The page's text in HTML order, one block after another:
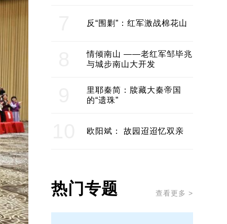
反“围剿”：红军激战棉花山
情倾南山 ——老红军邹毕兆
与城步南山大开发
里耶秦简：牍藏大秦帝国
的“遗珠”
欧阳斌： 故园迢迢忆双亲
热门专题 查看更多 >